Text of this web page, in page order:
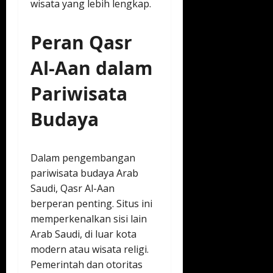
wisata yang lebih lengkap.
Peran Qasr
Al-Aan dalam
Pariwisata
Budaya
Dalam pengembangan
pariwisata budaya Arab
Saudi, Qasr Al-Aan
berperan penting. Situs ini
memperkenalkan sisi lain
Arab Saudi, di luar kota
modern atau wisata religi.
Pemerintah dan otoritas